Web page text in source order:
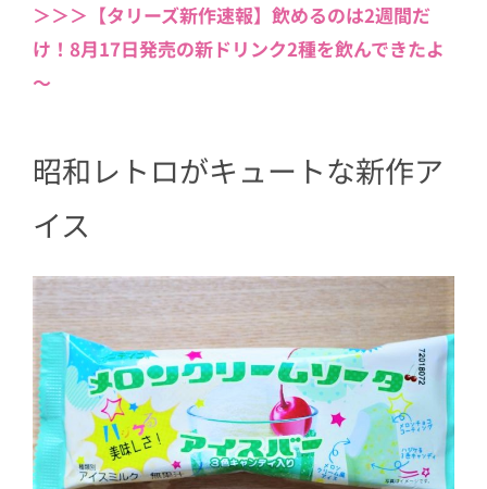
＞＞＞【タリーズ新作速報】飲めるのは2週間だ
け！8月17日発売の新ドリンク2種を飲んできたよ
～
昭和レトロがキュートな新作ア
イス